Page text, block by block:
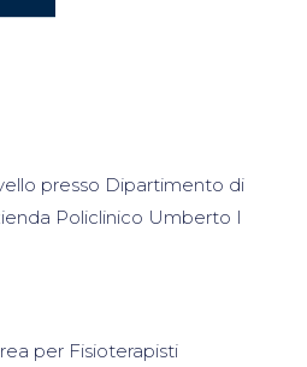
presso Dipartimento di
Policlinico Umberto I
per Fisioterapisti